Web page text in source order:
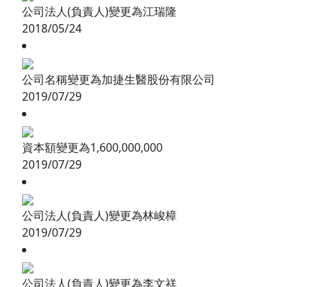
公司法人(負責人)變更為江瑞隆
2018/05/24
公司名稱變更為加捷生醫股份有限公司
2019/07/29
資本額變更為1,600,000,000
2019/07/29
公司法人(負責人)變更為林峻樟
2019/07/29
公司法人(負責人)變更為李文祥